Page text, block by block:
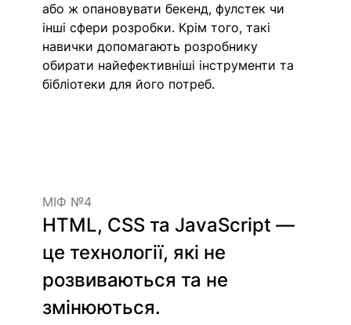
або ж опановувати бекенд, фулстек чи
інші сфери розробки. Крім того, такі
навички допомагають розробнику
обирати найефективніші інструменти та
бібліотеки для його потреб.
МІФ №4
HTML, CSS та JavaScript —
це технології, які не
розвиваються та не
змінюються.